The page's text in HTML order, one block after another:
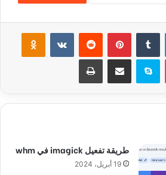
لينكدإن بينتيريست
سكايب
طريقة تفعيل imagick في whm
19 أبريل، 2024